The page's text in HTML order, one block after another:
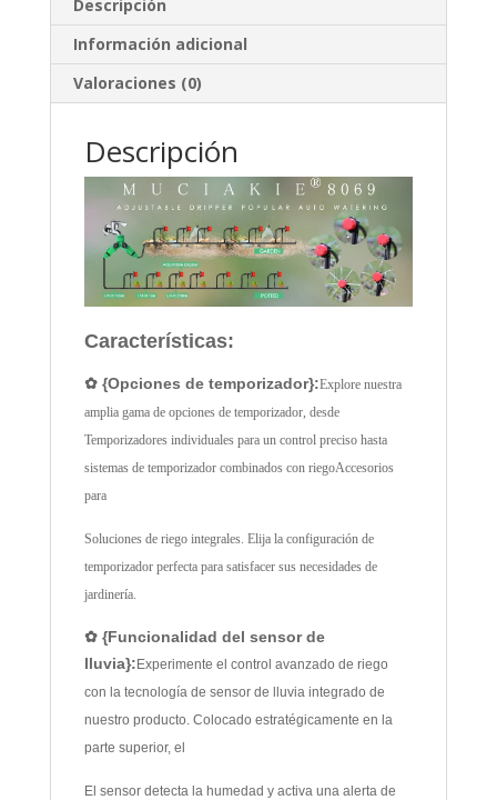
Descripción
Información adicional
Valoraciones (0)
Descripción
Características:
✿ {Opciones de temporizador}:Explore nuestra
amplia gama de opciones de temporizador, desde
Temporizadores individuales para un control preciso hasta
sistemas de temporizador combinados con riegoAccesorios
para
Soluciones de riego integrales. Elija la configuración de
temporizador perfecta para satisfacer sus necesidades de
jardinería.
✿ {Funcionalidad del sensor de
lluvia}:Experimente el control avanzado de riego
con la tecnología de sensor de lluvia integrado de
nuestro producto. Colocado estratégicamente en la
parte superior, el
El sensor detecta la humedad y activa una alerta de